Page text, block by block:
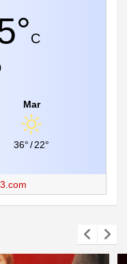
C
Mar
36°/22°